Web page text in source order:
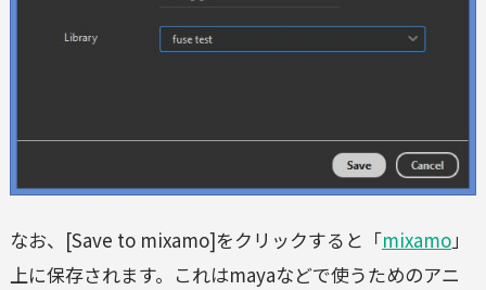
なお、[Save to mixamo]をクリックすると「mixamo」
上に保存されます。 これはmayaなどで使うためのアニ